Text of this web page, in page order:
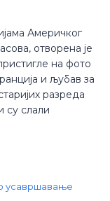
Америчког
отворена је
на фото
и љубав за
разреда
су слали
усавршавање